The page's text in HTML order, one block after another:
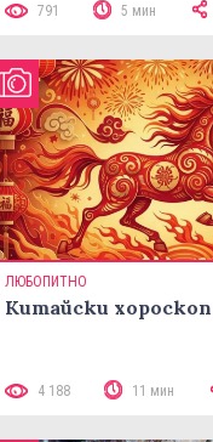
791 5 мин
ЛЮБОПИТНО
Китайски хороскоп
4 188 11 мин